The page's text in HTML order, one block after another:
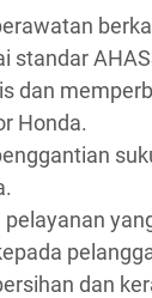
standar
dan
Honda.
dan